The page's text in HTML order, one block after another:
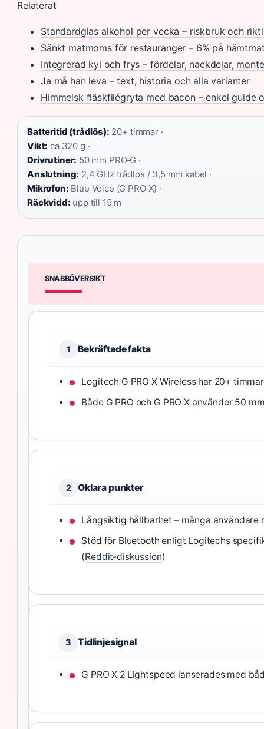
Relaterat
Standardglas alkohol per vecka – riskbruk och
Sänkt matmoms för restauranger – 6% på
Integrerad kyl och frys – fördelar, nackdelar,
Ja må han leva – text, historia och alla varianter
Himmelsk fläskfilégryta med bacon – enkel guide
Batteritid (trådlös): 20+ timmar ·
Vikt: ca 320 g ·
Drivrutiner: 50 mm PRO‑G ·
Anslutning: 2,4 GHz trådlös / 3,5 mm kabel ·
Mikrofon: Blue Voice (G PRO X) ·
Räckvidd: upp till 15 m
SNABBÖVERSIKT
1 Bekräftade fakta
Logitech G PRO X Wireless har 20+
Både G PRO och G PRO X använder 50
2 Oklara punkter
Långsiktig hållbarhet – många
Stöd för Bluetooth enligt Logitechs
(Reddit‑diskussion)
3 Tidlinjesignal
G PRO X 2 Lightspeed lanserades med